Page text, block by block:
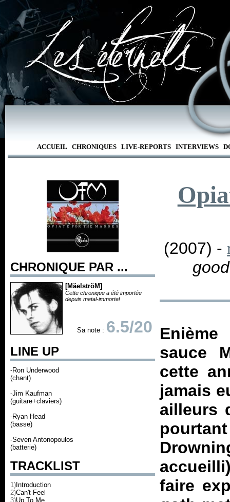
ACCUEIL CHRONIQUES LIVE-REPORTS INTERVIEWS
CHRONIQUE PAR ...
[MäelströM]
Cette chronique a été importée
depuis metal-immortel
Sa note : 6.5/20
LINE UP
-Ron Underwood
(chant)
-Jim Kaufman
(guitare+claviers)
-Ryan Head
(basse)
-Seven Antonopoulos
(batterie)
TRACKLIST
1) Introduction
2)Can't Feel
3)Up To Me
(2007) -
sauce
cette
jamais
ailleurs
faire